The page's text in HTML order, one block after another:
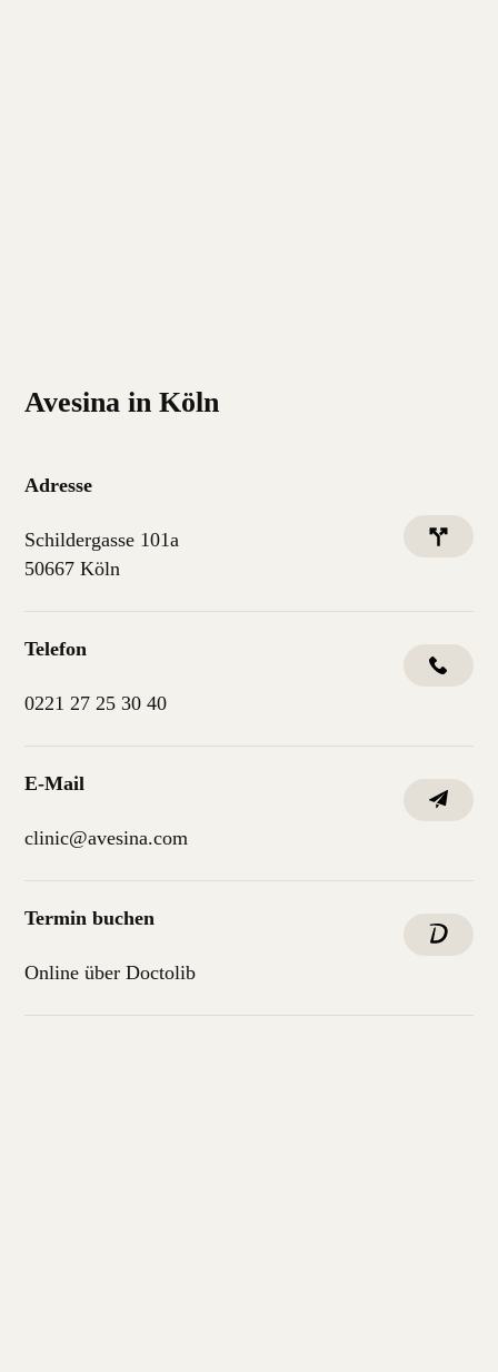
Avesina in Köln
Adresse
Schildergasse 101a
50667 Köln
Telefon
0221 27 25 30 40
E-Mail
clinic@avesina.com
Termin buchen
Online über Doctolib